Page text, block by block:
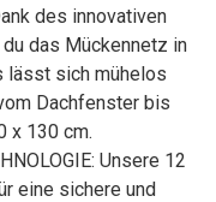
des innovativen
das Mückennetz in
lässt sich mühelos
Dachfenster bis
x 130 cm.
Unsere 12
eine sichere und